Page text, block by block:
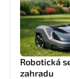
Robotická
zahradu